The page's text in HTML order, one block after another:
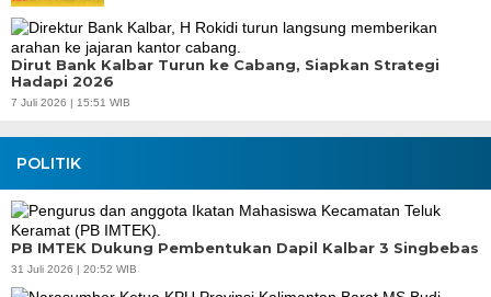
Dirut Bank Kalbar Turun ke Cabang, Siapkan Strategi
Hadapi 2026
7 Juli 2026 | 15:51 WIB
POLITIK
PB IMTEK Dukung Pembentukan Dapil Kalbar 3 Singbebas
31 Juli 2026 | 20:52 WIB